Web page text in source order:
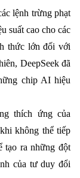
lệnh trừng phạt
suất cao cho các
thức lớn đối với
DeepSeek đã
chip AI hiệu
thích ứng của
không thể tiếp
tạo ra những đột
của tư duy đổi